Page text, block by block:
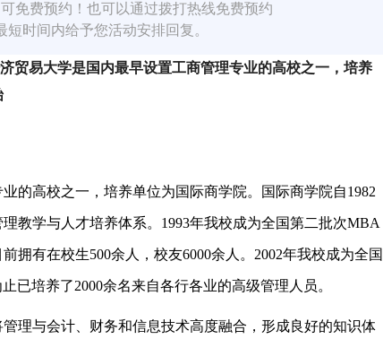
免费预约！也可以通过拨打热线免费预约
时间内给予您活动安排回复。
贸易大学是国内最早设置工商管理专业的高校之一，培养
的高校之一，培养单位为国际商学院。国际商学院自1982
教学与人才培养体系。1993年我校成为全国第二批次MBA
拥有在校生500余人，校友6000余人。2002年我校成为全国
已培养了2000余名来自各行各业的高级管理人员。
理与会计、财务和信息技术高度融合，形成良好的知识体